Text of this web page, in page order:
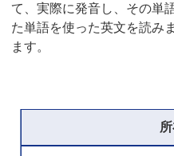
て、実際に発音し、その単
た単語を使った英文を読み
ます。